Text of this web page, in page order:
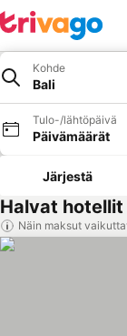
Kohde
Bali
Tulo-/lähtöpäivä
Päivämäärät
Järjestä
Halvat hotellit
Näin maksut